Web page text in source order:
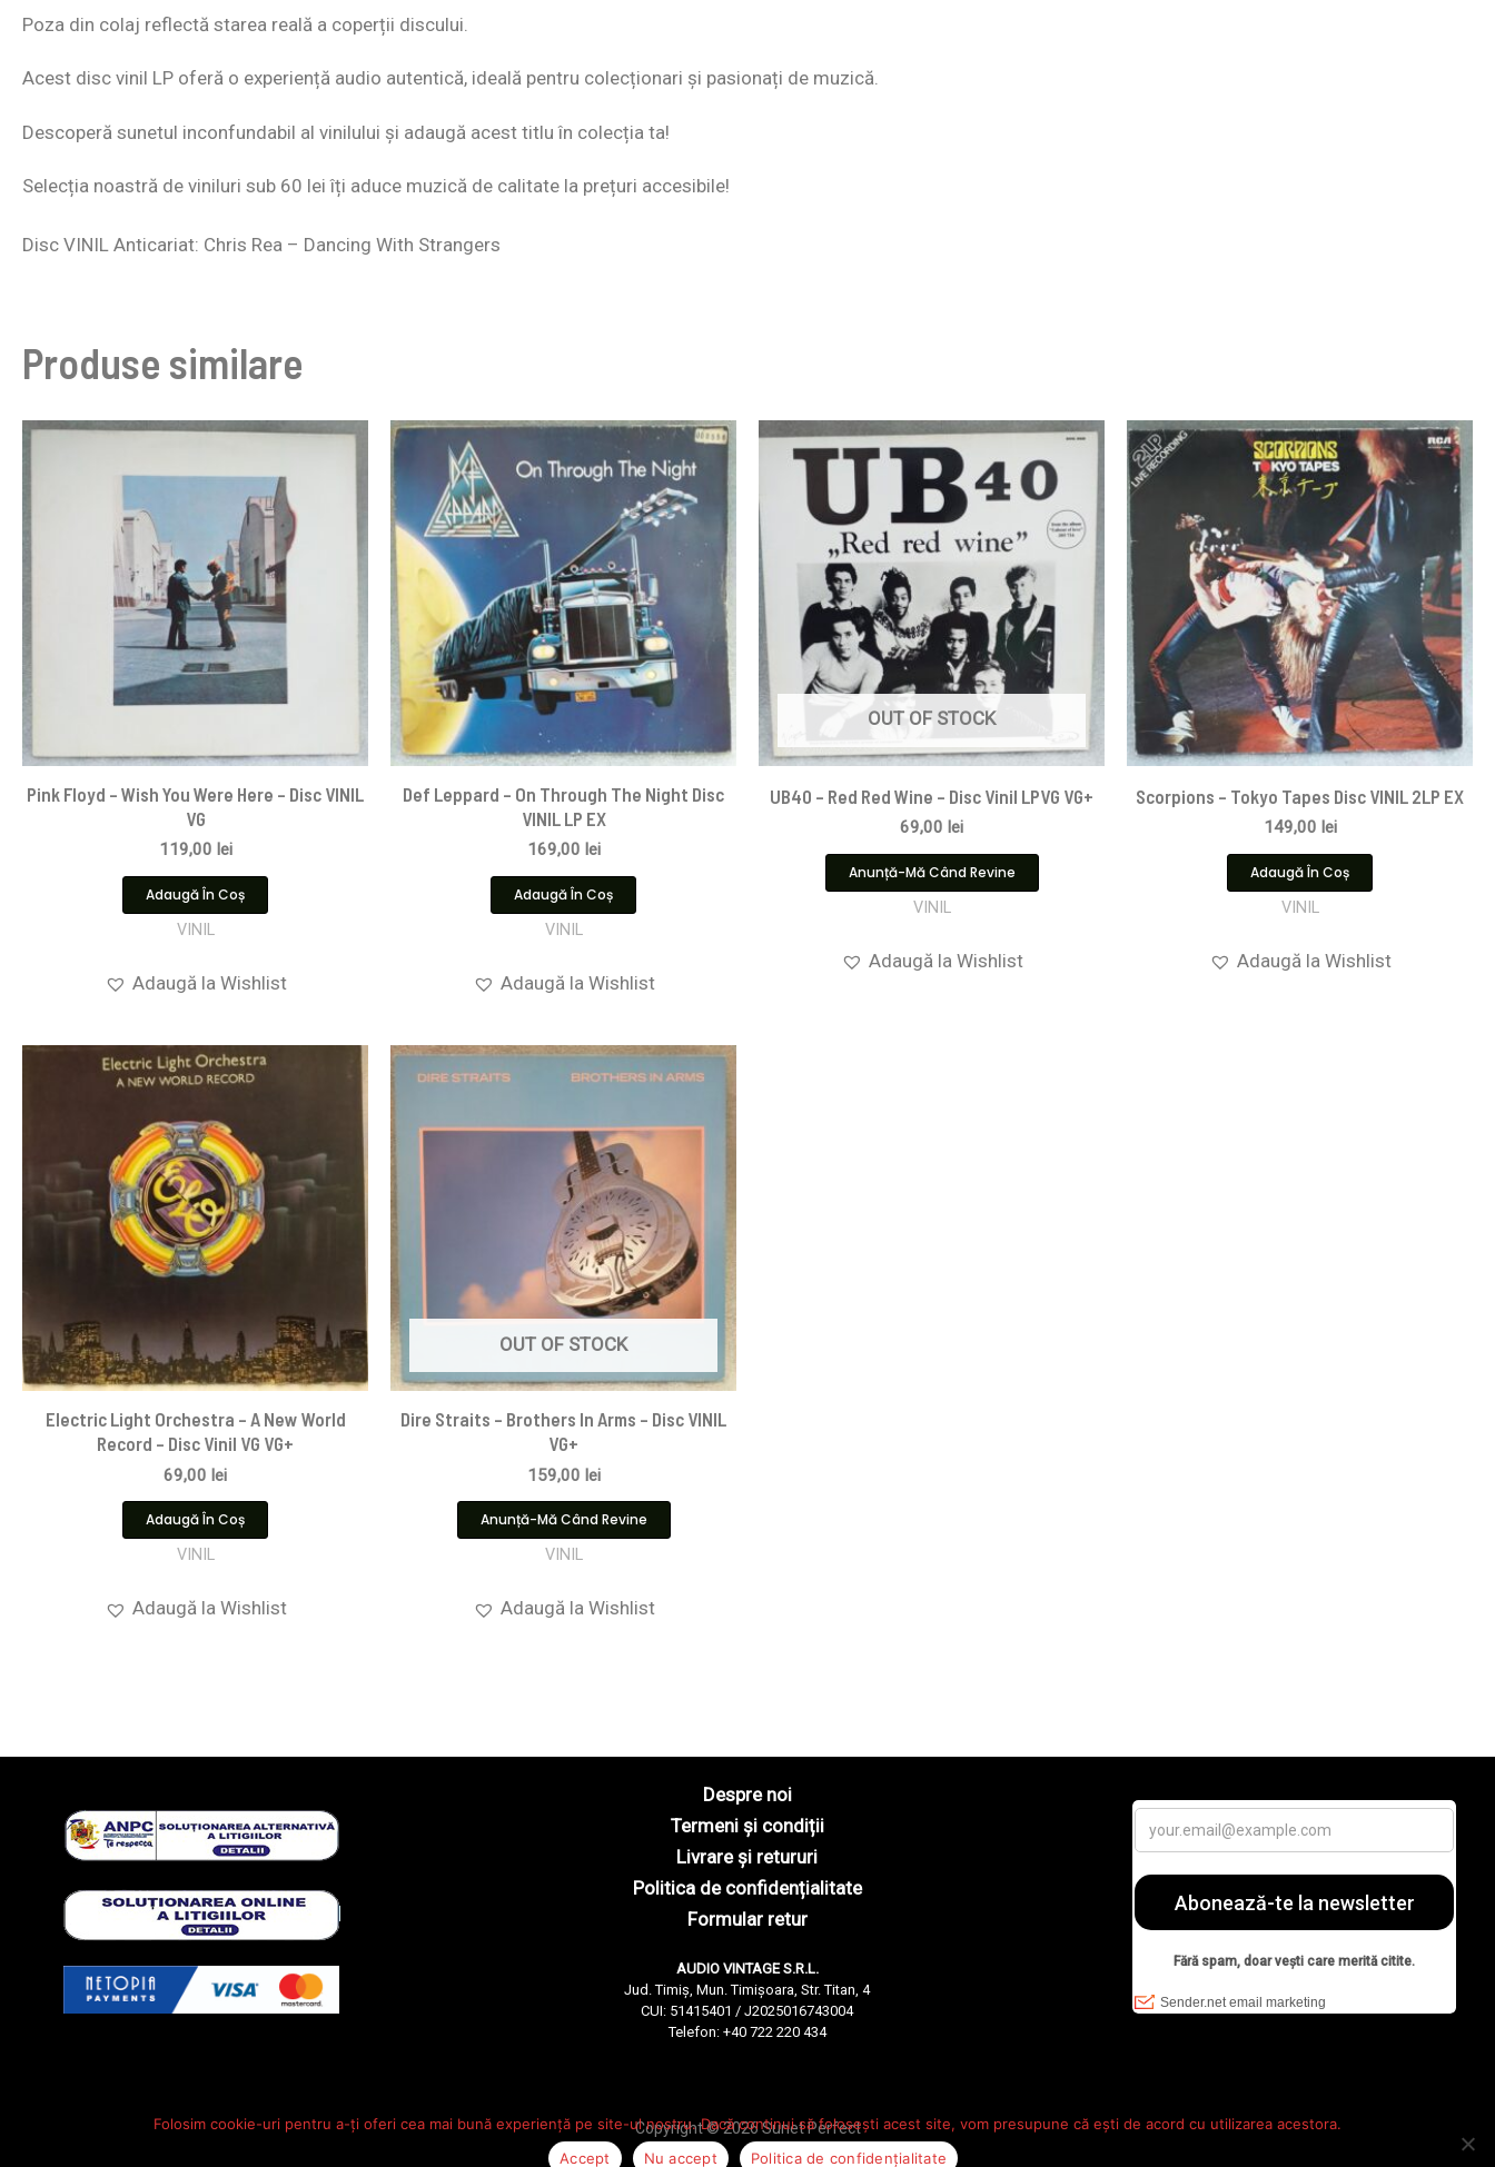
Poza din colaj reflectă starea reală a coperții discului.
Acest disc vinil LP oferă o experiență audio autentică, ideală pentru colecționari și pasionați de muzică.
Descoperă sunetul inconfundabil al vinilului și adaugă acest titlu în colecția ta!
Selecția noastră de viniluri sub 60 lei îți aduce muzică de calitate la prețuri accesibile!
Disc VINIL Anticariat: Chris Rea – Dancing With Strangers
Produse similare
Pink Floyd ‎– Wish You Were Here – Disc VINIL
VG
119,00 lei
Adaugă În Coș
VINIL
Adaugă la Wishlist
Def Leppard – On Through The Night Disc
VINIL LP EX
169,00 lei
Adaugă În Coș
VINIL
Adaugă la Wishlist
OUT OF STOCK
UB40 – Red Red Wine – Disc Vinil LPVG VG+
69,00 lei
Anunță-Mă Când Revine
VINIL
Adaugă la Wishlist
Scorpions ‎– Tokyo Tapes Disc VINIL 2LP EX
149,00 lei
Adaugă În Coș
VINIL
Adaugă la Wishlist
Electric Light Orchestra – A New World
Record – Disc Vinil VG VG+
69,00 lei
Adaugă În Coș
VINIL
Adaugă la Wishlist
OUT OF STOCK
Dire Straits ‎– Brothers In Arms – Disc VINIL
VG+
159,00 lei
Anunță-Mă Când Revine
VINIL
Adaugă la Wishlist
Despre noi
Termeni și condiții
Livrare și retururi
Politica de confidențialitate
Formular retur
AUDIO VINTAGE S.R.L.
Jud. Timiș, Mun. Timișoara, Str. Titan, 4
CUI: 51415401 / J2025016743004
Telefon: +40 722 220 434
Copyright © 2026 Sunet Perfect
Folosim cookie-uri pentru a-ți oferi cea mai bună experiență pe site-ul nostru. Dacă continui să folosești acest site, vom presupune că ești de acord cu utilizarea acestora.
Accept
Nu accept Politica de confidențialitate